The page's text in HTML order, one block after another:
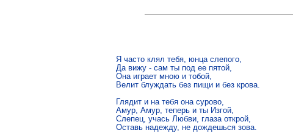
Я часто клял тебя, юнца слепого,
Да вижу - сам ты под ее пятой,
Она играет мною и тобой,
Велит блуждать без пищи и без крова.
Глядит и на тебя она сурово,
Амур, Амур, теперь и ты Изгой,
Слепец, учась Любви, глаза открой,
Оставь надежду, не дождешься зова.